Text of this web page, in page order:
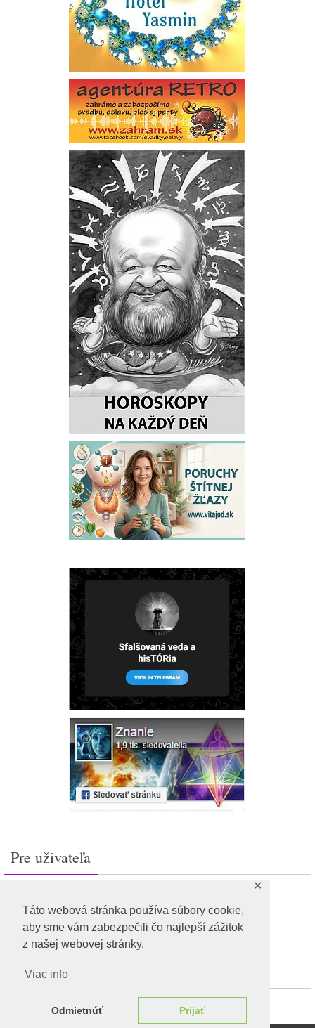
Táto webová stránka používa súbory cookie,
aby sme vám zabezpečili čo najlepší zážitok
z našej webovej stránky.
Viac info
Odmietnúť Prijať
✕
Pre uživateľa
Feed záznamov
RSS feed komentárov
WordPress.org